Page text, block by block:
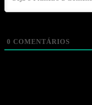
0 COMENTÁRIOS